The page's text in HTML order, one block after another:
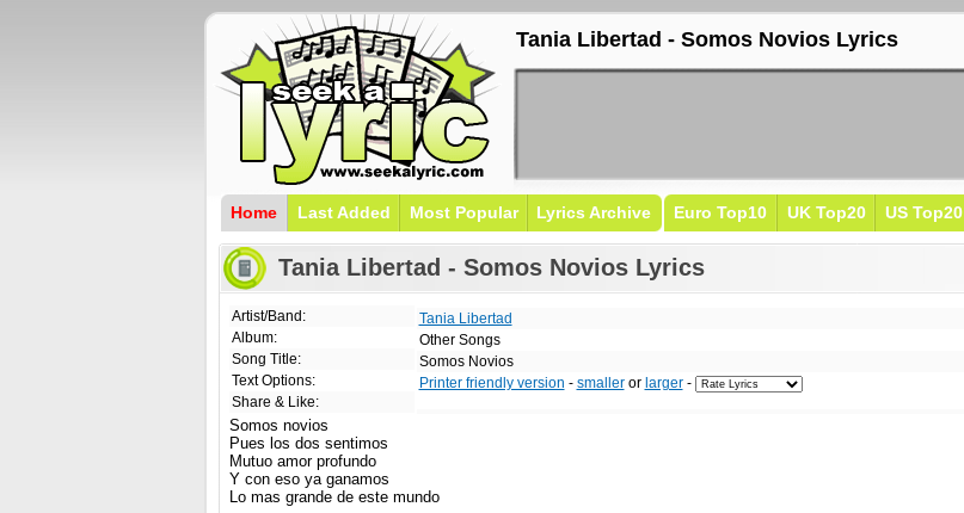
Tania Libertad - Somos Novios Lyrics
Home Last Added Most Popular Lyrics Archive Euro Top10 UK Top20 US Top20
Tania Libertad - Somos Novios Lyrics
Artist/Band:
Album:
Song Title:
Text Options:
Share & Like:
Tania Libertad
Other Songs
Somos Novios
Printer friendly version - smalleror larger-
Somos novios
Pues los dos sentimos
Mutuo amor profundo
Y con eso ya ganamos
Lo mas grande de este mundo